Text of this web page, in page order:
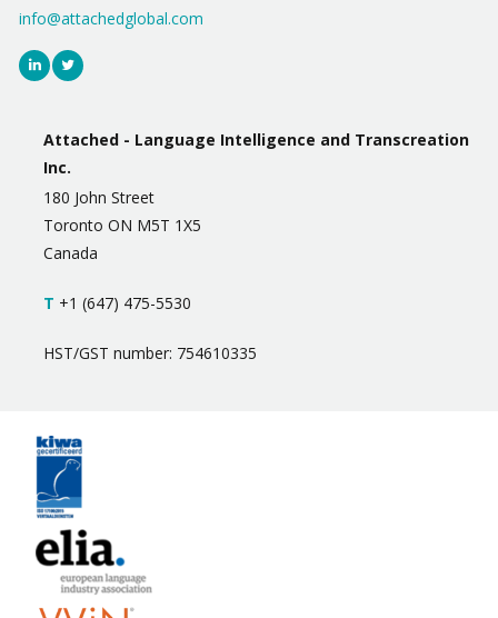
info@attachedglobal.com
Attached - Language Intelligence and Transcreation
Inc.
180 John Street
Toronto ON M5T 1X5
Canada
T +1 (647) 475-5530
HST/GST number: 754610335